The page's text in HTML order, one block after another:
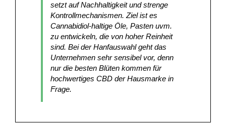
setzt auf Nachhaltigkeit und strenge
Kontrollmechanismen. Ziel ist es
Cannabidiol-haltige Öle, Pasten uvm.
zu entwickeln, die von hoher Reinheit
sind. Bei der Hanfauswahl geht das
Unternehmen sehr sensibel vor, denn
nur die besten Blüten kommen für
hochwertiges CBD der Hausmarke in
Frage.